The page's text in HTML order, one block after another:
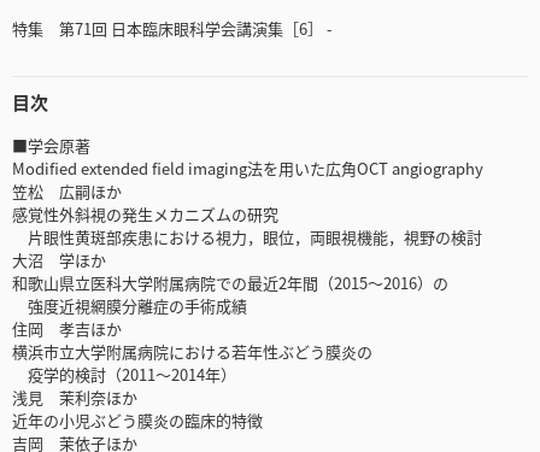
特集 第71回 日本臨床眼科学会講演集［6］ -
目次
■学会原著
Modified extended field imaging法を用いた広角OCT angiography
笠松 広嗣ほか
感覚性外斜視の発生メカニズムの研究
片眼性黄斑部疾患における視力，眼位，両眼視機能，視野の検討
大沼 学ほか
和歌山県立医科大学附属病院での最近2年間（2015～2016）の
強度近視網膜分離症の手術成績
住岡 孝吉ほか
横浜市立大学附属病院における若年性ぶどう膜炎の
疫学的検討（2011～2014年）
浅見 茉利奈ほか
近年の小児ぶどう膜炎の臨床的特徴
吉岡 茉依子ほか